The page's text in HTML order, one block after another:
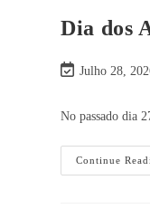
Dia dos
Julho 28,
No passado dia
Continue